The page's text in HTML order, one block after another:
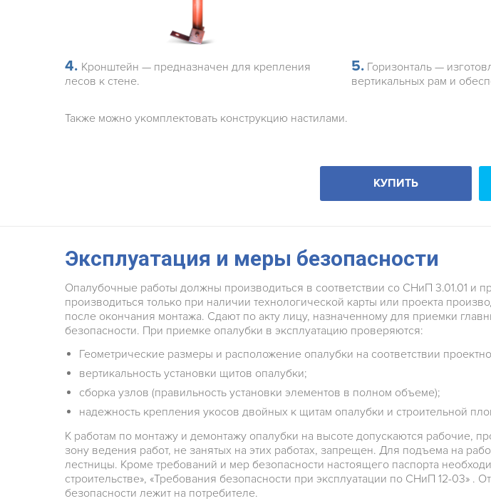
4. Кронштейн — предназначен для крепления
лесов к стене.
5. Горизонталь —
вертикальных рам и
Также можно укомплектовать конструкцию настилами.
КУПИТЬ
Эксплуатация и меры безопасности
Опалубочные работы должны производиться в соответствии со СНиП 3.01.01 и
производиться только при наличии технологической карты или проекта
после окончания монтажа. Сдают по акту лицу, назначенному для приемки
безопасности. При приемке опалубки в эксплуатацию проверяются:
Геометрические размеры и расположение опалубки на соответствии
вертикальность установки щитов опалубки;
сборка узлов (правильность установки элементов в полном объеме);
надежность крепления укосов двойных к щитам опалубки и строительной
К работам по монтажу и демонтажу опалубки на высоте допускаются рабочие,
зону ведения работ, не занятых на этих работах, запрещен. Для подъема на
лестницы. Кроме требований и мер безопасности настоящего паспорта
строительстве», «Требования безопасности при эксплуатации по СНиП 12-03»
безопасности лежит на потребителе.